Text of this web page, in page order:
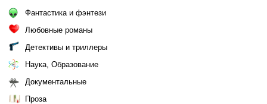
Фантастика и фэнтези
Любовные романы
Детективы и триллеры
Наука, Образование
Документальные
Проза